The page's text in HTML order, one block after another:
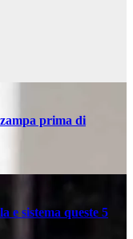
prima di
e sistema queste 5